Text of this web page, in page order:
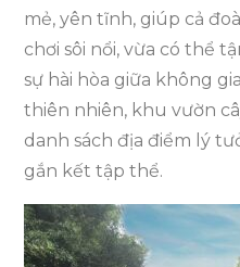
mẻ, yên tĩnh, giúp cả
chơi sôi nổi, vừa có thể
sự hài hòa giữa không
thiên nhiên, khu vườn
danh sách địa điểm lý
gắn kết tập thể.